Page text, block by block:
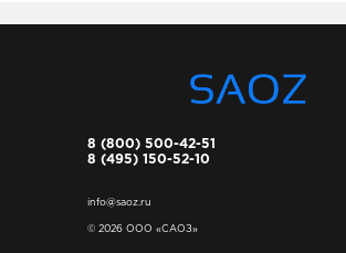
8 (800) 500-42-51
8 (495) 150-52-10
info@saoz.ru
© 2026 ООО «САОЗ»